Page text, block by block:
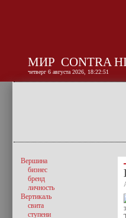
МИР CONTRA
четверг 6 августа 2026, 18:22:52
Вершина
бизнес
бренд
личность
Вертикаль
свита
ступени